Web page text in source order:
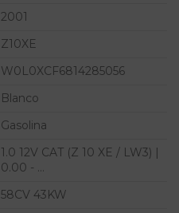
2001
Z10XE
W0L0XCF6814285056
Blanco
Gasolina
1.0 12V CAT (Z 10 XE / LW3) |
0.00 - ...
58CV 43KW